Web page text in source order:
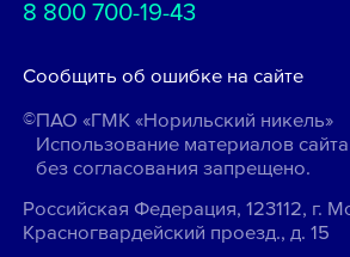
8 800 700-19-43
Сообщить об ошибке на сайте
ПАО «ГМК «Норильский никель»
Использование материалов сайта
без согласования запрещено.
Российская Федерация, 123112, г.
Красногвардейский проезд., д. 15